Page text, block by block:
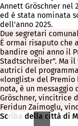
Annett Gröschner nel
ed è stata nominata
dell'anno 2025.
Due segretari
È ormai risaputo che
bandire ogni anno il
Stadtschreiber”. Ma
autrici del
«longlist» del Premio
nota, è un
Gröschner, vincitrice
Feridun Zaimoglu,
Scriba della città di